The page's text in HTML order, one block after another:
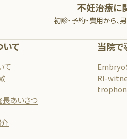
不妊治療に
初診・予約・費用から、
て
て
長あいさつ
当院で
RI-